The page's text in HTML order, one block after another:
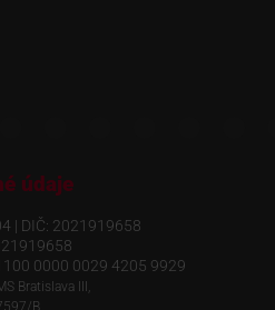
údaje
| DIČ: 2021919658
0000 0029 4205 9929
Bratislava III,
B